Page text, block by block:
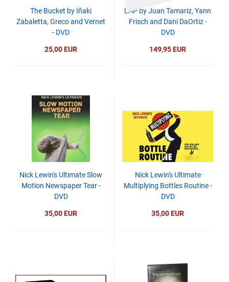
The Bucket by Iñaki
Zabaletta, Greco and Vernet
- DVD
25,00 EUR
LAP by Juan Tamariz, Yann
Frisch and Dani DaOrtiz -
DVD
149,95 EUR
Nick Lewin's Ultimate Slow
Motion Newspaper Tear -
DVD
35,00 EUR
Nick Lewin's Ultimate
Multiplying Bottles Routine -
DVD
35,00 EUR